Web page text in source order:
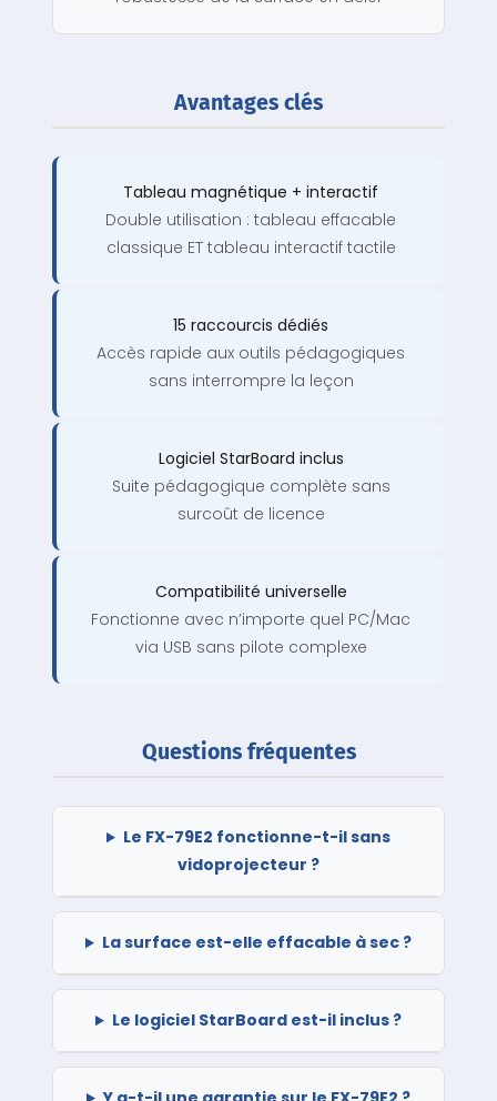
Avantages clés
Tableau magnétique + interactif
Double utilisation : tableau effacable
classique ET tableau interactif tactile
15 raccourcis dédiés
Accès rapide aux outils pédagogiques
sans interrompre la leçon
Logiciel StarBoard inclus
Suite pédagogique complète sans
surcoût de licence
Compatibilité universelle
Fonctionne avec n’importe quel PC/Mac
via USB sans pilote complexe
Questions fréquentes
Le FX-79E2 fonctionne-t-il sans
vidoprojecteur ?
La surface est-elle effacable à sec ?
Le logiciel StarBoard est-il inclus ?